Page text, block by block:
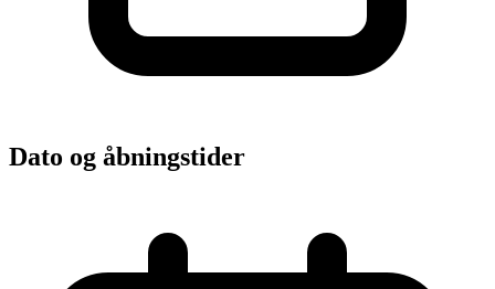
Dato og åbningstider